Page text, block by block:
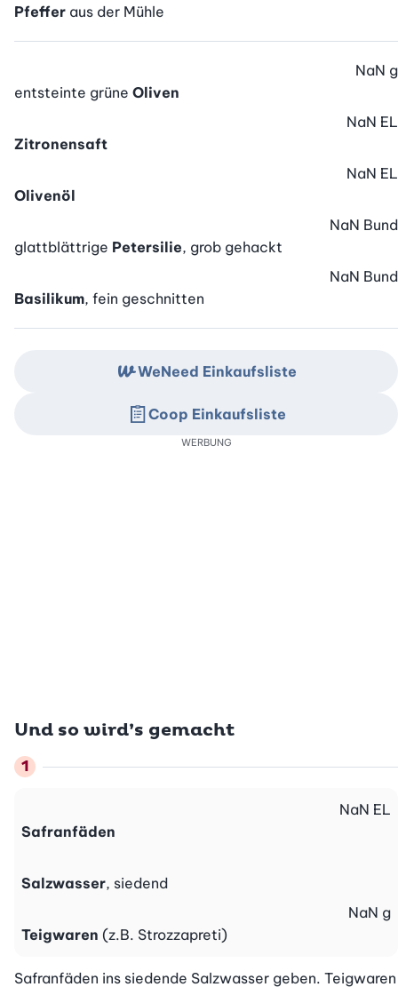
Pfeffer aus der Mühle
entsteinte grüne Oliven
NaN g
Zitronensaft
NaN EL
Olivenöl
NaN EL
glattblättrige Petersilie, grob gehackt
NaN Bund
Basilikum, fein geschnitten
NaN Bund
Und so wird’s gemacht
Safranfäden
NaN EL
Salzwasser, siedend
Teigwaren (z.B. Strozzapreti)
NaN g
Safranfäden ins siedende Salzwasser geben. Teigwaren
WeNeed Einkaufsliste
Coop Einkaufsliste
WERBUNG